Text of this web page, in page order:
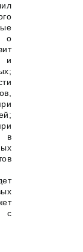
о
и
в
с